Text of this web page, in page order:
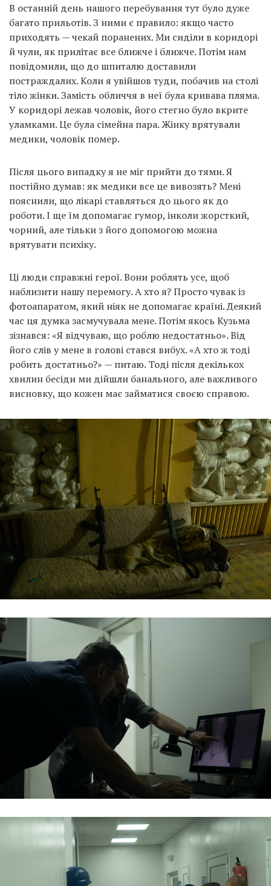
В останній день нашого перебування тут було дуже
багато прильотів. З ними є правило: якщо часто
приходять — чекай поранених. Ми сиділи в коридорі
й чули, як прилітає все ближче і ближче. Потім нам
повідомили, що до шпиталю доставили
постраждалих. Коли я увійшов туди, побачив на столі
тіло жінки. Замість обличчя в неї була кривава пляма.
У коридорі лежав чоловік, його стегно було вкрите
уламками. Це була сімейна пара. Жінку врятували
медики, чоловік помер.
Після цього випадку я не міг прийти до тями. Я
постійно думав: як медики все це вивозять? Мені
пояснили, що лікарі ставляться до цього як до
роботи. І ще їм допомагає гумор, інколи жорсткий,
чорний, але тільки з його допомогою можна
врятувати психіку.
Ці люди справжні герої. Вони роблять усе, щоб
наблизити нашу перемогу. А хто я? Просто чувак із
фотоапаратом, який ніяк не допомагає країні. Деякий
час ця думка засмучувала мене. Потім якось Кузьма
зізнався: «Я відчуваю, що роблю недостатньо». Від
його слів у мене в голові стався вибух. «А хто ж тоді
робить достатньо?» — питаю. Тоді після декількох
хвилин бесіди ми дійшли банального, але важливого
висновку, що кожен має займатися своєю справою.